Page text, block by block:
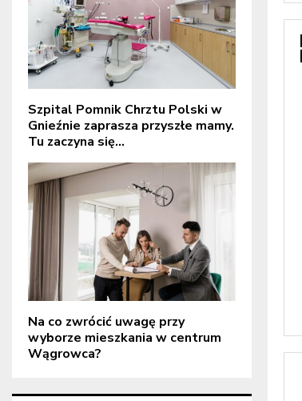
Szpital Pomnik Chrztu Polski w
Gnieźnie zaprasza przyszłe mamy.
Tu zaczyna się...
Na co zwrócić uwagę przy
wyborze mieszkania w centrum
Wągrowca?